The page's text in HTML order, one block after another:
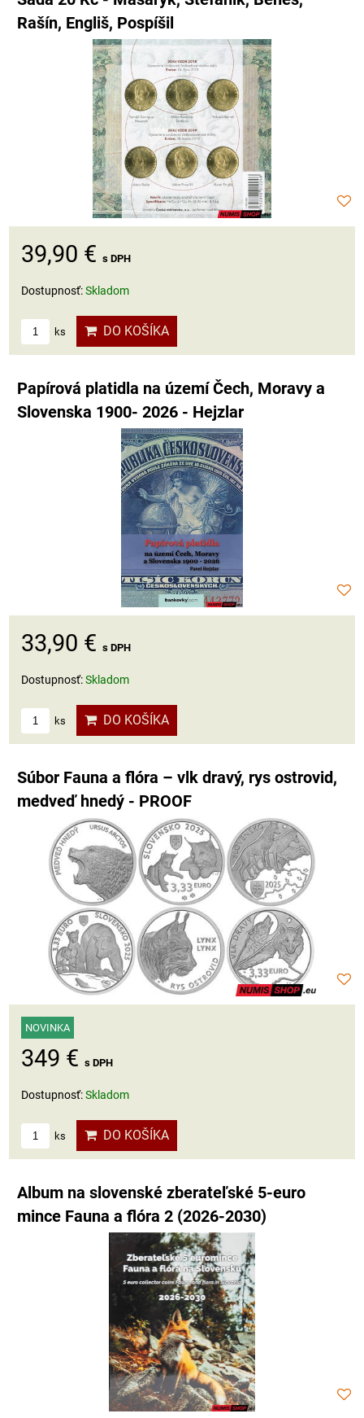
Rašín, Engliš, Pospíšil
39,90 € s DPH
Dostupnosť:Skladom
ks DO KOŠÍKA
Papírová platidla na území Čech, Moravy a
Slovenska 1900- 2026 - Hejzlar
33,90 € s DPH
Dostupnosť:Skladom
ks DO KOŠÍKA
Súbor Fauna a flóra – vlk dravý, rys ostrovid,
medveď hnedý - PROOF
NOVINKA
349 € s DPH
Dostupnosť:Skladom
ks DO KOŠÍKA
Album na slovenské zberateľské 5-euro
mince Fauna a flóra 2 (2026-2030)